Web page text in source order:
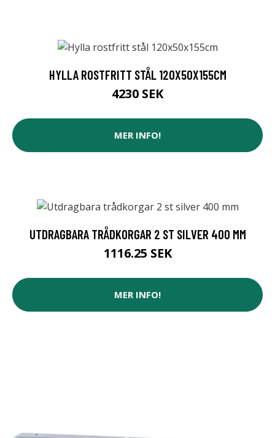
HYLLA ROSTFRITT STÅL 120X50X155CM
4230 SEK
MER INFO!
UTDRAGBARA TRÅDKORGAR 2 ST SILVER 400 MM
1116.25 SEK
MER INFO!